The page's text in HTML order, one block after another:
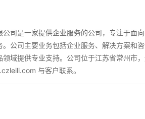
公司是一家提供企业服务的公司，专注于面
。公司主要业务包括企业服务、解决方案和
领域提供专业支持。公司位于江苏省常州市
与客户联系。